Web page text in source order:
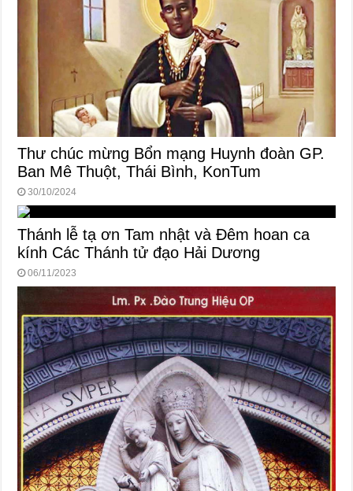
Thư chúc mừng Bổn mạng Huynh đoàn GP.
Ban Mê Thuột, Thái Bình, KonTum
30/10/2024
Thánh lễ tạ ơn Tam nhật và Đêm hoan ca
kính Các Thánh tử đạo Hải Dương
06/11/2023